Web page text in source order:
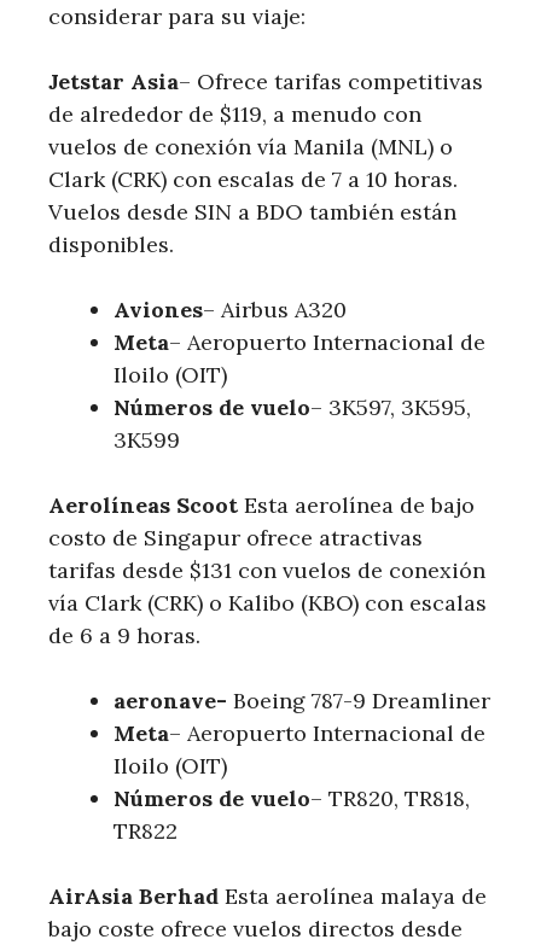
considerar para su viaje:
Jetstar Asia– Ofrece tarifas competitivas
de alrededor de $119, a menudo con
vuelos de conexión vía Manila (MNL) o
Clark (CRK) con escalas de 7 a 10 horas.
Vuelos desde SIN a BDO también están
disponibles.
Aviones– Airbus A320
Meta– Aeropuerto Internacional de
Iloilo (OIT)
Números de vuelo– 3K597, 3K595,
3K599
Aerolíneas Scoot Esta aerolínea de bajo
costo de Singapur ofrece atractivas
tarifas desde $131 con vuelos de conexión
vía Clark (CRK) o Kalibo (KBO) con escalas
de 6 a 9 horas.
aeronave- Boeing 787-9 Dreamliner
Meta– Aeropuerto Internacional de
Iloilo (OIT)
Números de vuelo– TR820, TR818,
TR822
AirAsia Berhad Esta aerolínea malaya de
bajo coste ofrece vuelos directos desde